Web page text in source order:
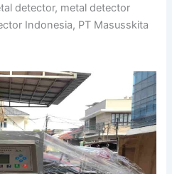
detector, metal detector
Indonesia, PT Masusskita